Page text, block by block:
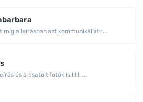
míg a leírásban azt kommunikáljáto...
és a csatolt fotók is!!!!!!. ...